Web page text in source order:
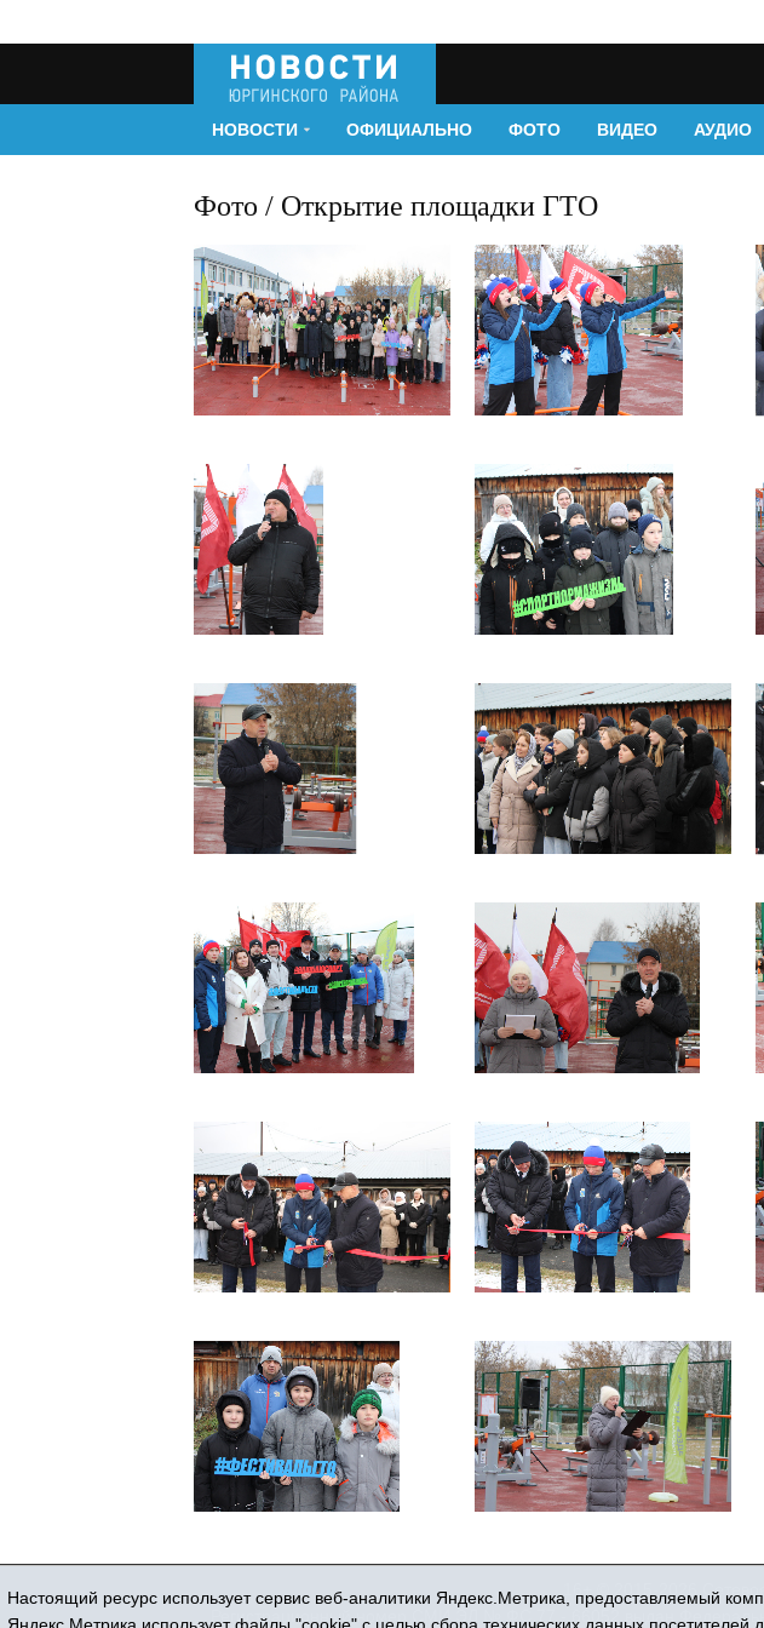
НОВОСТИ ОФИЦИАЛЬНО ФОТО ВИДЕО АУДИО
Фото / Открытие площадки ГТО
16+ © 2015-2026
Регистрационный номер СМИ ЭЛ № ФС 77 - 66052 выдан
Настоящий ресурс использует сервис веб-аналитики Яндекс.Метрика, предоставляемый